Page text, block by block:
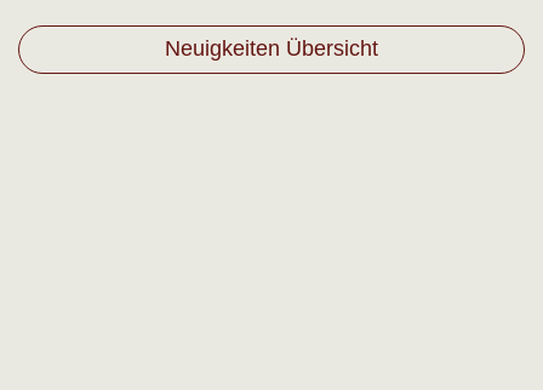
Neuigkeiten Übersicht